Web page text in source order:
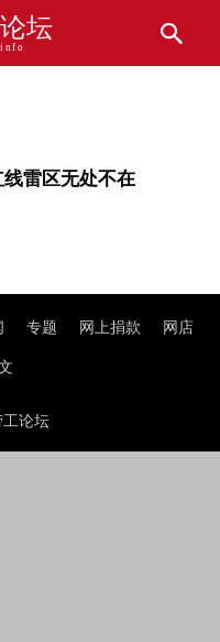
坛
雷区无处不在
专题 网上捐款 网店
论坛